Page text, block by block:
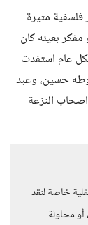
مثيرة
مفكر بعينه كان
عام استفدت
وطه حسين، وعبد
النزعة
خاصة لنقد
أو محاولة